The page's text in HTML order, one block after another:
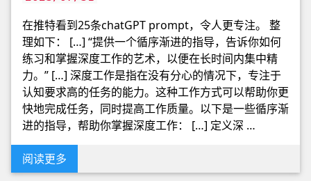
在推特看到25条chatGPT prompt，令人更专注。 整
理如下： […] “提供一个循序渐进的指导，告诉你如何
练习和掌握深度工作的艺术，以便在长时间内集中精
力。” […] 深度工作是指在没有分心的情况下，专注于
认知要求高的任务的能力。这种工作方式可以帮助你更
快地完成任务，同时提高工作质量。以下是一些循序渐
进的指导，帮助你掌握深度工作： […] 定义深 …
阅读更多